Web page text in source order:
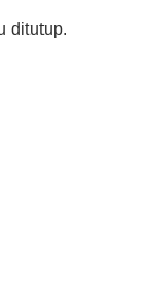
ditutup.